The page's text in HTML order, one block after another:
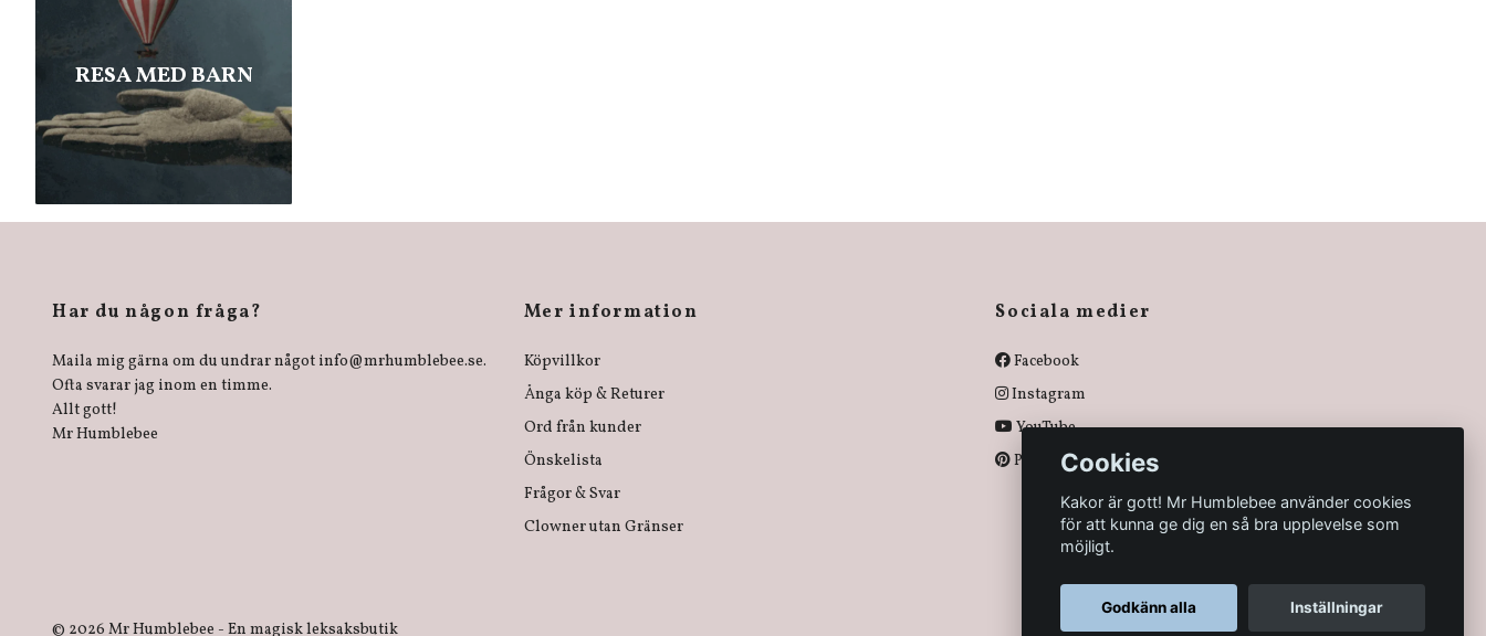
RESA MED BARN
Har du någon fråga?
Maila mig gärna om du undrar något info@mrhumblebee.se.
Ofta svarar jag inom en timme.
Allt gott!
Mr Humblebee
Mer information
Köpvillkor
Ånga köp & Returer
Ord från kunder
Önskelista
Frågor & Svar
Clowner utan Gränser
Sociala medier
Facebook
Instagram
YouTube
Pinterest
© 2026 Mr Humblebee - En magisk leksaksbutik
Cookies
Kakor är gott! Mr Humblebee använder cookies
för att kunna ge dig en så bra upplevelse som
möjligt.
Godkänn alla Inställningar